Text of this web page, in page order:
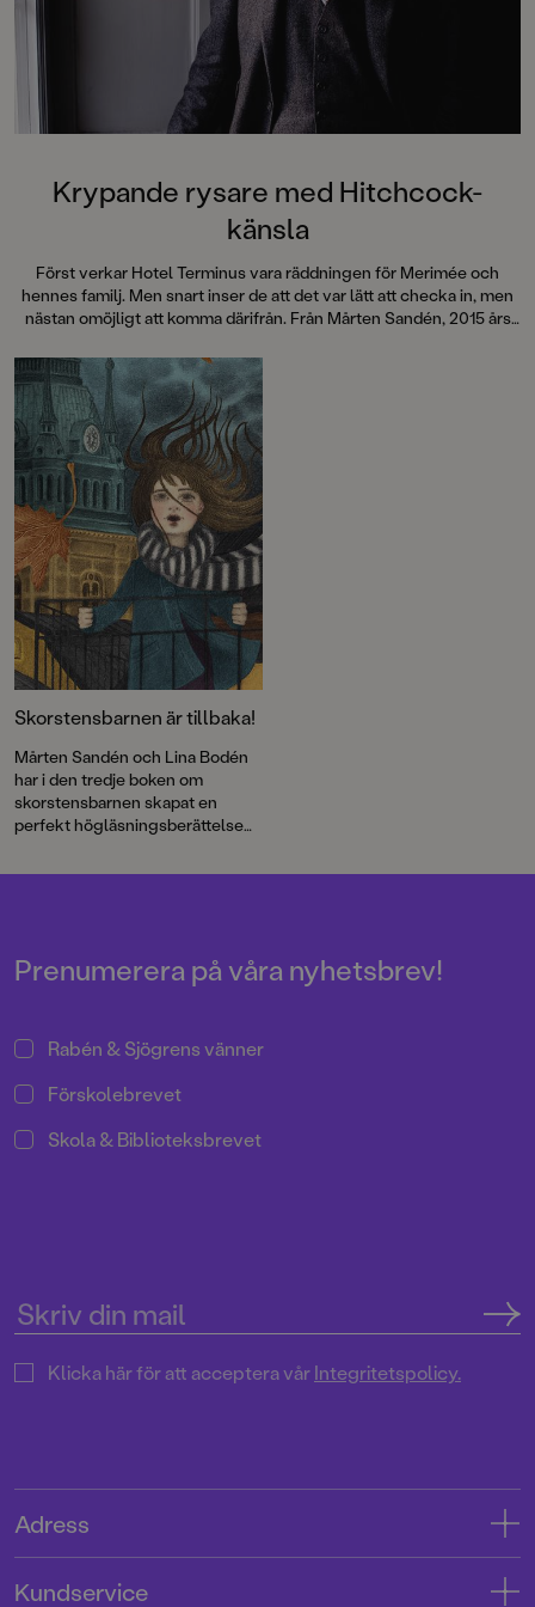
Krypande rysare med Hitchcock-
känsla
Först verkar Hotel Terminus vara räddningen för Merimée och
hennes familj. Men snart inser de att det var lätt att checka in, men
nästan omöjligt att komma därifrån. Från Mårten Sandén, 2015 års
stämning som garanterat ger rysningar längs ryggraden.
Skorstensbarnen är tillbaka!
Mårten Sandén och Lina Bodén
har i den tredje boken om
skorstensbarnen skapat en
perfekt högläsningsberättelse
Prenumerera på våra nyhetsbrev!
Rabén & Sjögrens vänner
Förskolebrevet
Skola & Biblioteksbrevet
Klicka här för att acceptera vårIntegritetspolicy.
Adress
Kundservice